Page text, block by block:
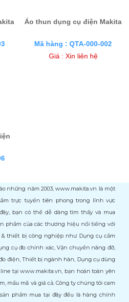
Áo thun dụng cụ điện Makita
Mã hàng : QTA-000-002
Giá : Xin liên hệ
những năm 2003, www.makita.vn là một
trực tuyến tiên phong trong lĩnh vực
bạn có thể dễ dàng tìm thấy và mua
phẩm của các thương hiệu nổi tiếng với
thiết bị công nghiệp như Dụng cụ cầm
cụ đo chính xác, Vận chuyển nâng đỡ,
điện, Thiết bị ngành hàn, Dụng cụ dùng
tại www.makita.vn, bạn hoàn toàn yên
mẩu mã và giá cả. Công ty chúng tôi cam
phẩm mua tại đây đều là hàng chính